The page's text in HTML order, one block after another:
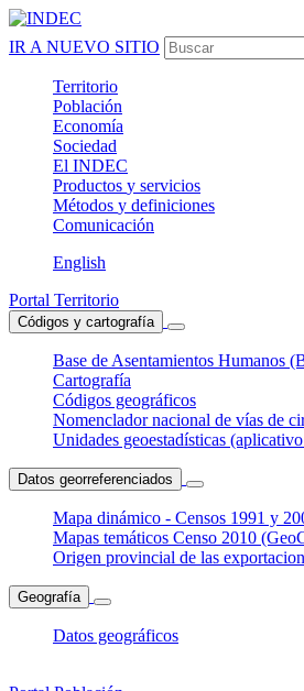
IR A NUEVO SITIO
Territorio
Población
Economía
Sociedad
El INDEC
Productos y servicios
Métodos y definiciones
Comunicación
English
Portal Territorio
Códigos y cartografía
Base de Asentamientos Humanos
Cartografía
Códigos geográficos
Nomenclador nacional de vías de
Unidades geoestadísticas
Datos georreferenciados
Mapa dinámico - Censos 1991 y
Mapas temáticos Censo 2010
Origen provincial de las
Geografía
Datos geográficos